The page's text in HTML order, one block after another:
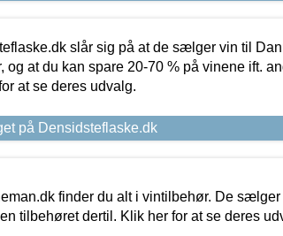
slår sig på at de sælger vin til
og at du kan spare 20-70 % på vinene ift.
at se deres udvalg.
på Densidsteflaske.dk
finder du alt i vintilbehør. De
tilbehøret dertil. Klik her for at se deres